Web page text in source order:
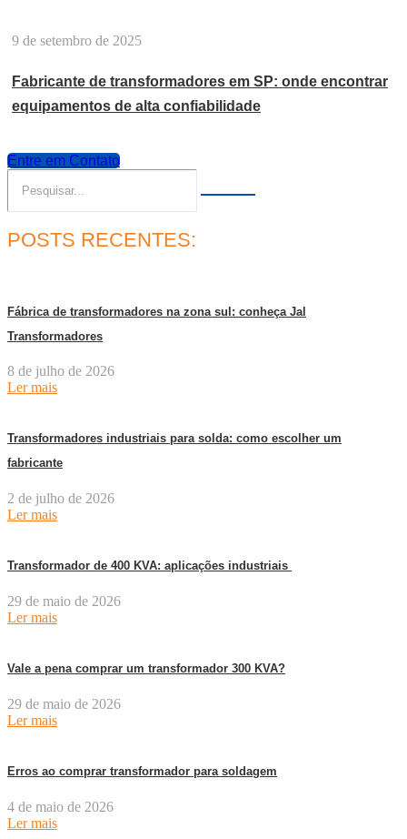
9 de setembro de 2025
Fabricante de transformadores em SP: onde encontrar
equipamentos de alta confiabilidade
Entre em Contato
POSTS RECENTES:
Fábrica de transformadores na zona sul: conheça Jal
Transformadores
8 de julho de 2026
Ler mais
Transformadores industriais para solda: como escolher um
fabricante
2 de julho de 2026
Ler mais
Transformador de 400 KVA: aplicações industriais
29 de maio de 2026
Ler mais
Vale a pena comprar um transformador 300 KVA?
29 de maio de 2026
Ler mais
Erros ao comprar transformador para soldagem
4 de maio de 2026
Ler mais